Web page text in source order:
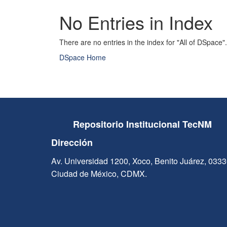
No Entries in Index
There are no entries in the index for "All of DSpace".
DSpace Home
Repositorio Institucional TecNM
Dirección
Av. Universidad 1200, Xoco, Benito Juárez,
Ciudad de México, CDMX.